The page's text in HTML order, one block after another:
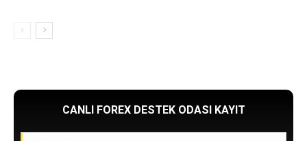
CANLI FOREX DESTEK ODASI KAYIT